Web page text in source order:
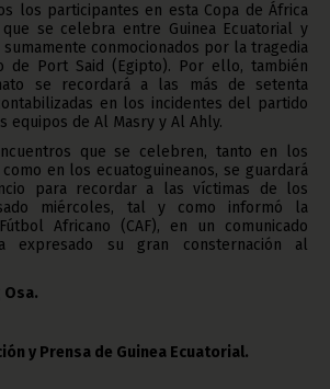
los participantes en esta Copa de África
que se celebra entre Guinea Ecuatorial y
sumamente conmocionados por la tragedia
de Port Said (Egipto). Por ello, también
se recordará a las más de setenta
en los incidentes del partido
equipos de Al Masry y Al Ahly.
que se celebren, tanto en los
en los ecuatoguineanos, se guardará
para recordar a las víctimas de los
miércoles, tal y como informó la
Africano (CAF), en un comunicado
expresado su gran consternación al
Osa.
y Prensa de Guinea Ecuatorial.